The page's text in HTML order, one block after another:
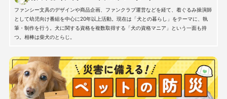
ファンシー文具のデザインや商品企画、ファンクラブ運営などを経て、着ぐるみ操演師
として幼児向け番組を中心に20年以上活動。現在は「犬との暮らし」をテーマに、執
筆・制作を行う。犬に関する資格を複数取得する「犬の資格マニア」という一面も持
つ。相棒は柴犬のとらじ。